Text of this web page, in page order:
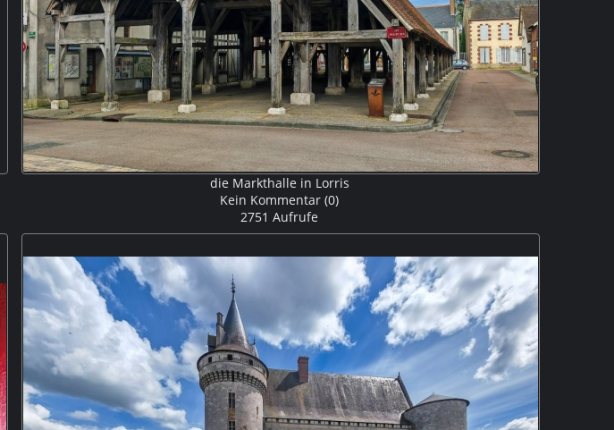
die Markthalle in Lorris
Kein Kommentar (0)
2751 Aufrufe
wiedererrichtet nach dem Vorbild des 15. und 19. Jahrhunderts. Seit 1987 ist sie ein
Monument historique. M5P